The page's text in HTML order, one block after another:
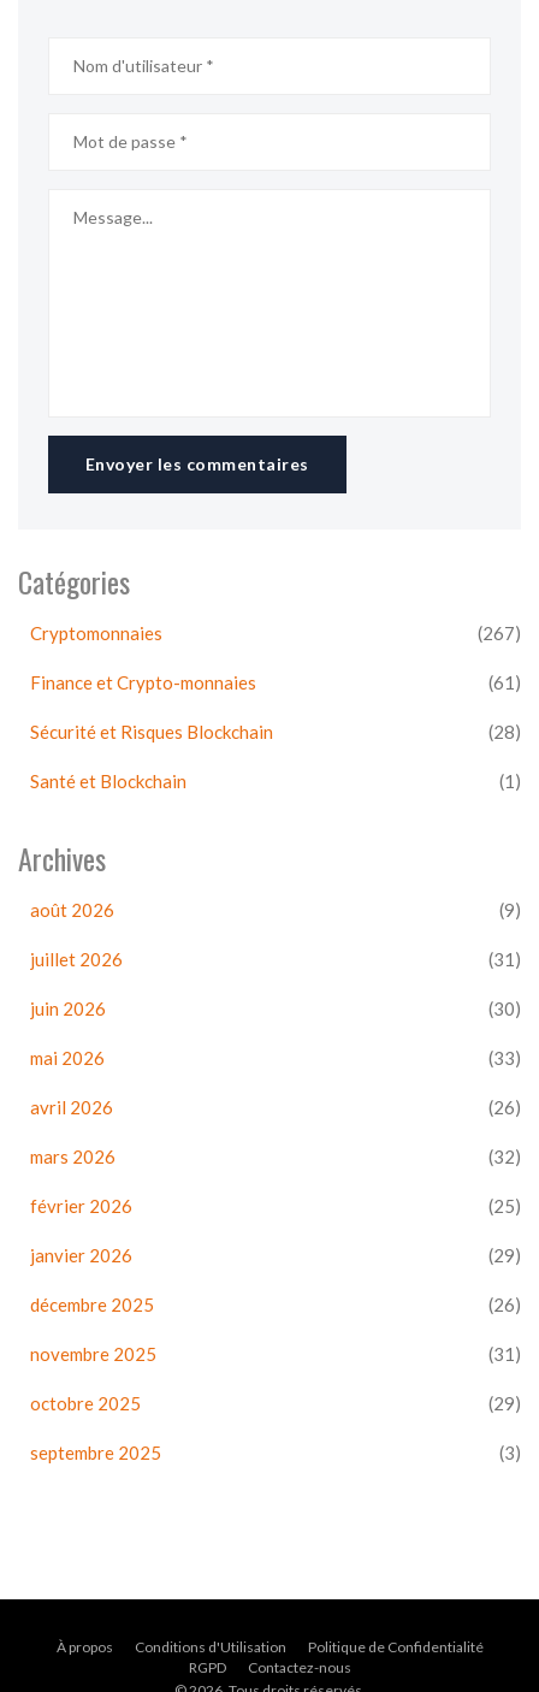
Envoyer les commentaires
Catégories
Cryptomonnaies (267)
Finance et Crypto-monnaies (61)
Sécurité et Risques Blockchain (28)
Santé et Blockchain (1)
Archives
août 2026 (9)
juillet 2026 (31)
juin 2026 (30)
mai 2026 (33)
avril 2026 (26)
mars 2026 (32)
février 2026 (25)
janvier 2026 (29)
décembre 2025 (26)
novembre 2025 (31)
octobre 2025 (29)
septembre 2025 (3)
À propos Conditions d'Utilisation
Politique de Confidentialité
RGPD
Contactez-nous